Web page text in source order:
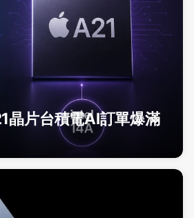
晶片台積電AI訂單爆滿